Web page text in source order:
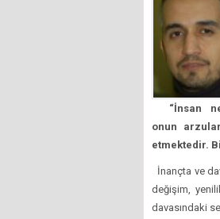
“İnsan
onun
etmektedir.
İnançta ve
değişim,
davasındaki